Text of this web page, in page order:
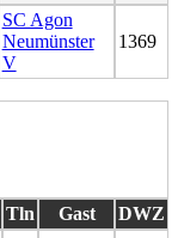
SC Agon
Neumünster
V
1369
Tln Gast DWZ